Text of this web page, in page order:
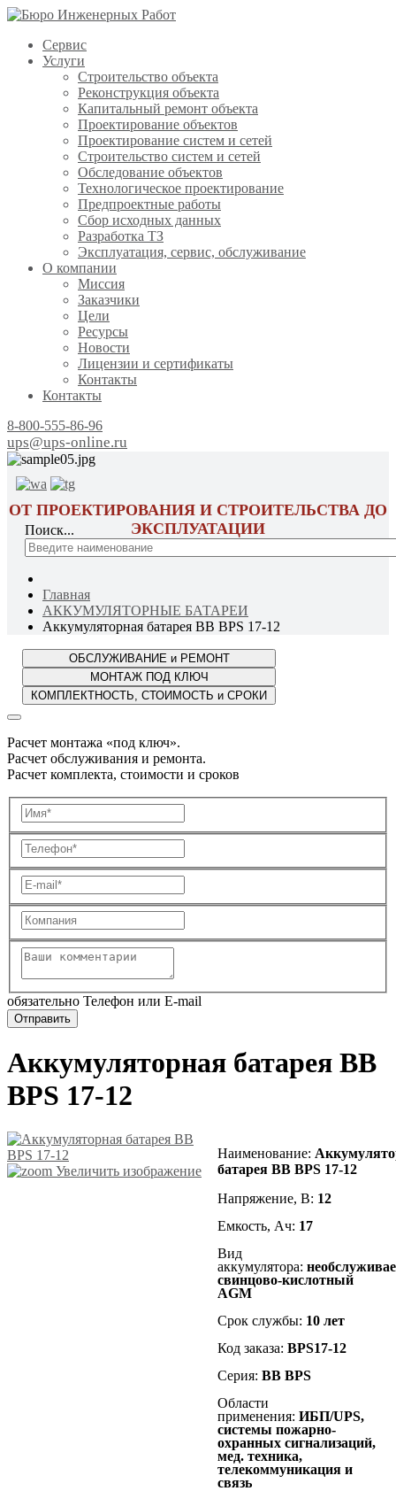
Сервис
Услуги
Строительство объекта
Реконструкция объекта
Капитальный ремонт объекта
Проектирование объектов
Проектирование систем и сетей
Строительство систем и сетей
Обследование объектов
Технологическое проектирование
Предпроектные работы
Сбор исходных данных
Разработка ТЗ
Эксплуатация, сервис, обслуживание
О компании
Миссия
Заказчики
Цели
Ресурсы
Новости
Лицензии и сертификаты
Контакты
Контакты
8-800-555-86-96
ups@ups-online.ru
ОТ ПРОЕКТИРОВАНИЯ И СТРОИТЕЛЬСТВА ДО
ЭКСПЛУАТАЦИИ
Поиск...
Главная
АККУМУЛЯТОРНЫЕ БАТАРЕИ
Аккумуляторная батарея BB BPS 17-12
Расчет монтажа «под ключ».
Расчет обслуживания и ремонта.
Расчет комплекта, стоимости и сроков
обязательно Телефон или E-mail
Аккумуляторная батарея BB
BPS 17-12
Увеличить изображение
Наименование:
батарея BB BPS 17-12
Напряжение, В: 12
Емкость, Ач: 17
Вид
аккумулятора:
свинцово-кислотный
AGM
Срок службы: 10 лет
Код заказа: BPS17-12
Серия: BB BPS
Области
применения: ИБП/UPS,
системы пожарно-
охранных сигнализаций,
мед. техника,
телекоммуникация и
связь